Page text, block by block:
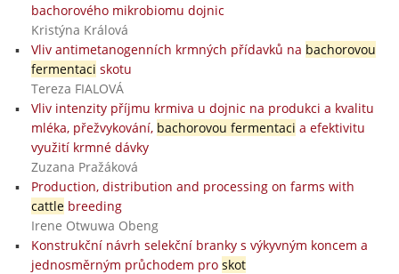
bachorového mikrobiomu dojnic
Kristýna Králová
Vliv antimetanogenních krmných přídavků na bachorovou
fermentaci skotu
Tereza FIALOVÁ
Vliv intenzity příjmu krmiva u dojnic na produkci a kvalitu
mléka, přežvykování, bachorovou fermentaci a efektivitu
využití krmné dávky
Zuzana Pražáková
Production, distribution and processing on farms with
cattlebreeding
Irene Otwuwa Obeng
Konstrukční návrh selekční branky s výkyvným koncem a
jednosměrným průchodem pro skot